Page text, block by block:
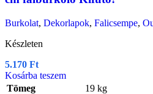
Burkolat, Dekorlapok, Falicsempe,
Készleten
5.170 Ft
Kosárba teszem
Tömeg
19 kg